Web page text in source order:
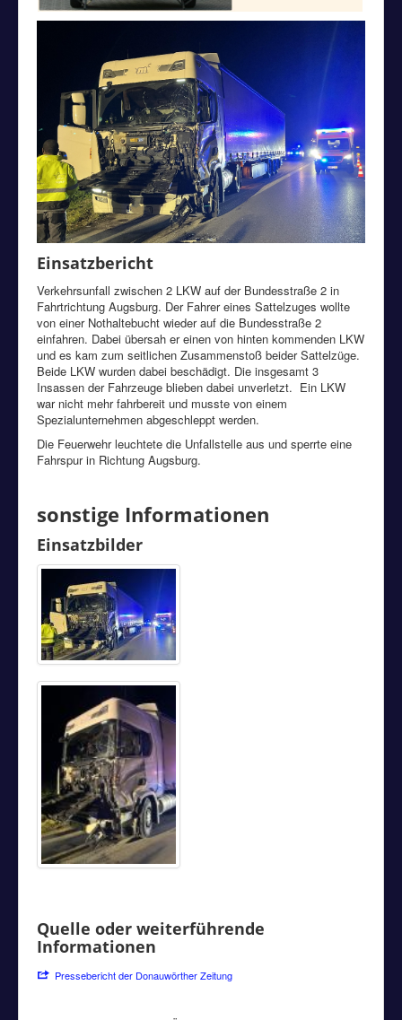
Einsatzbericht
Verkehrsunfall zwischen 2 LKW auf der Bundesstraße 2 in
Fahrtrichtung Augsburg. Der Fahrer eines Sattelzuges wollte
von einer Nothaltebucht wieder auf die Bundesstraße 2
einfahren. Dabei übersah er einen von hinten kommenden LKW
und es kam zum seitlichen Zusammenstoß beider Sattelzüge.
Beide LKW wurden dabei beschädigt. Die insgesamt 3
Insassen der Fahrzeuge blieben dabei unverletzt. Ein LKW
war nicht mehr fahrbereit und musste von einem
Spezialunternehmen abgeschleppt werden.
Die Feuerwehr leuchtete die Unfallstelle aus und sperrte eine
Fahrspur in Richtung Augsburg.
sonstige Informationen
Einsatzbilder
Quelle oder weiterführende
Informationen
Pressebericht der Donauwörther Zeitung